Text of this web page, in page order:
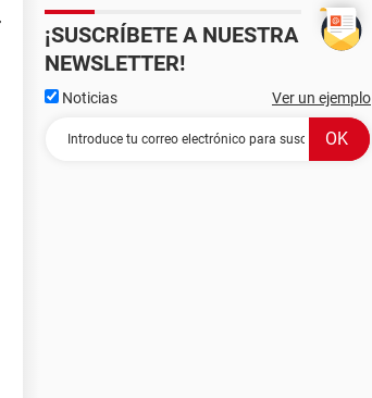
¡SUSCRÍBETE A NUESTRA
NEWSLETTER!
Noticias Ver un ejemplo